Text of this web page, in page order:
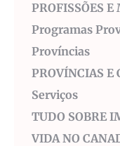
PROFISSÕES E
Programas
Províncias
PROVÍNCIAS E
Serviços
TUDO SOBRE
VIDA NO